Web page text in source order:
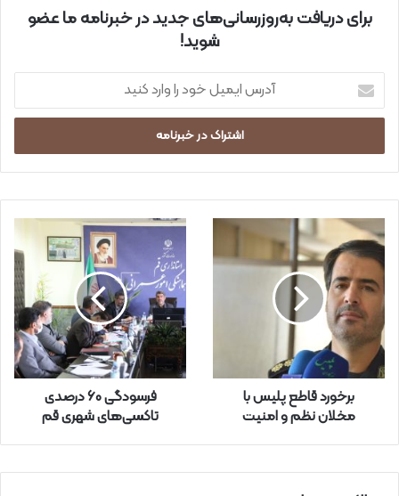
برای دریافت به‌روزرسانی‌های جدید در خبرنامه ما عضو
شوید!
ر
ا
ی
ل
خ
و
د
ر
ا
و
ا
ر
د
برخورد قاطع پلیس با
مخلان نظم و امنیت
فرسودگی ۶۰ درصدی
تاکسی‌های شهری قم